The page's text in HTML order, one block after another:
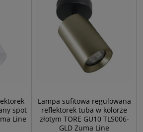
spot
Line
Lampa sufitowa regulowana
reflektorek tuba w kolorze
złotym TORE GU10 TLS006-
GLD Zuma Line